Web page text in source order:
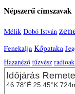
Népszerű címszavak
Mélik Dobó István
Fenekalja Kőpataka
Hazanéző tűzvész